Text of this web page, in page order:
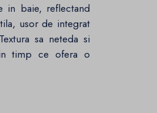
in baie, reflectand
usor de integrat
sa neteda si
timp ce ofera o